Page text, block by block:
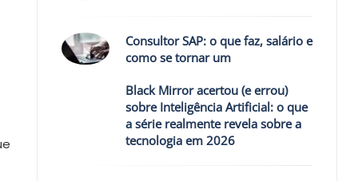
Consultor SAP: o que faz, salário e
como se tornar um
Black Mirror acertou (e errou)
sobre Inteligência Artificial: o que
a série realmente revela sobre a
tecnologia em 2026